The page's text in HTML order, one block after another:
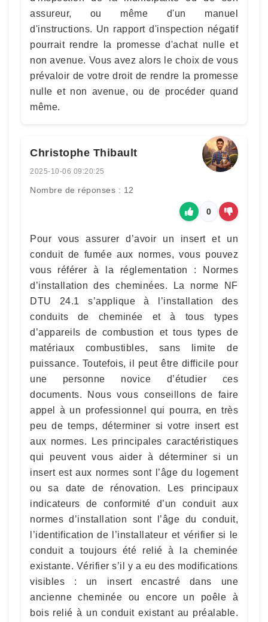
assureur, ou même d'un manuel
d'instructions. Un rapport d'inspection négatif
pourrait rendre la promesse d'achat nulle et
non avenue. Vous avez alors le choix de vous
prévaloir de votre droit de rendre la promesse
nulle et non avenue, ou de procéder quand
même.
Christophe Thibault
2025-10-06 09:20:25
Nombre de réponses : 12
0
Pour vous assurer d’avoir un insert et un
conduit de fumée aux normes, vous pouvez
vous référer à la réglementation : Normes
d’installation des cheminées. La norme NF
DTU 24.1 s’applique à l’installation des
conduits de cheminée et à tous types
d’appareils de combustion et tous types de
matériaux combustibles, sans limite de
puissance. Toutefois, il peut être difficile pour
une personne novice d’étudier ces
documents. Nous vous conseillons de faire
appel à un professionnel qui pourra, en très
peu de temps, déterminer si votre insert est
aux normes. Les principales caractéristiques
qui peuvent vous aider à déterminer si un
insert est aux normes sont l’âge du logement
ou sa date de rénovation. Les principaux
indicateurs de conformité d’un conduit aux
normes d’installation sont l’âge du conduit,
l’identification de l’installateur et vérifier si le
conduit a toujours été relié à la cheminée
existante. Vérifier s’il y a eu des modifications
visibles : un insert encastré dans une
ancienne cheminée ou encore un poêle à
bois relié à un conduit existant au préalable.